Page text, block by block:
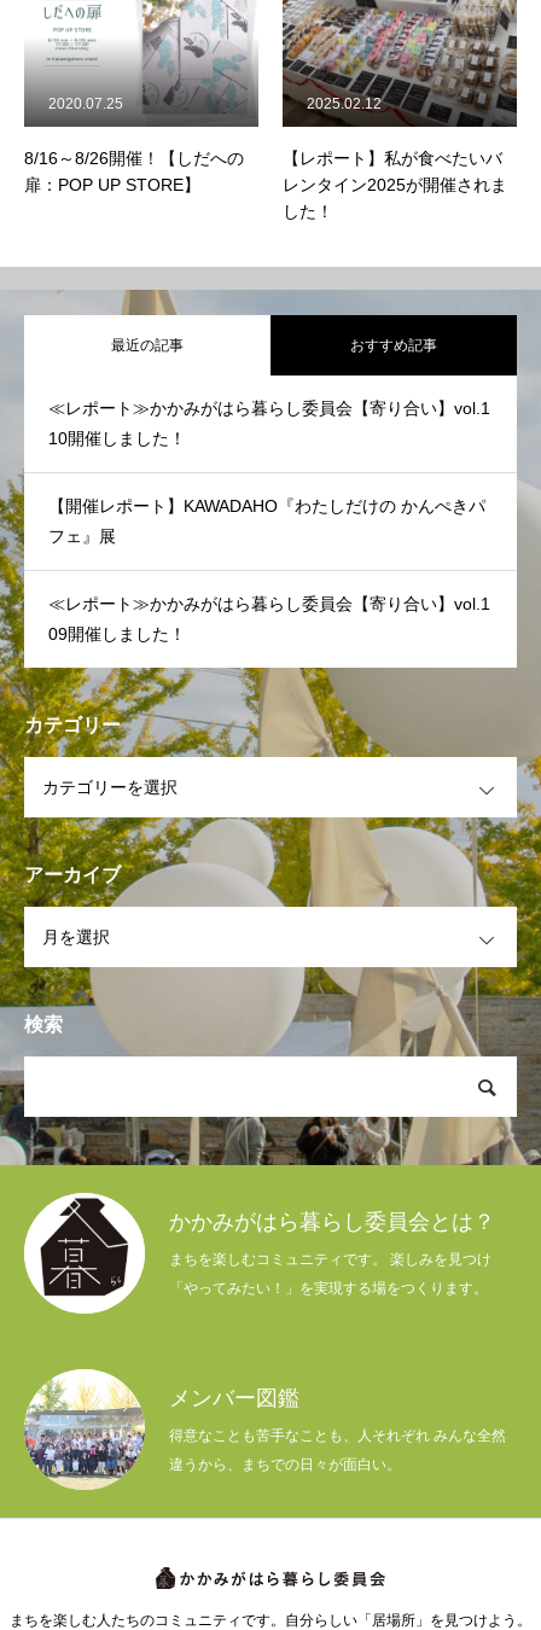
8/16～8/26開催！【しだへの
扉：POP UP STORE】
2020.07.25
【レポート】私が食べたいバ
レンタイン2025が開催されま
した！
2025.02.12
最近の記事 おすすめ記事
≪レポート≫かかみがはら暮らし委員会【寄り合い】vol.1
10開催しました！
【開催レポート】KAWADAHO『わたしだけの かんぺきパ
フェ』展
≪レポート≫かかみがはら暮らし委員会【寄り合い】vol.1
09開催しました！
カテゴリー
アーカイブ
検索
かかみがはら暮らし委員会とは？
まちを楽しむコミュニティです。 楽しみを見つけ
「やってみたい！」を実現する場をつくります。
メンバー図鑑
得意なことも苦手なことも、人それぞれ みんな全然
違うから、まちでの日々が面白い。
まちを楽しむ人たちのコミュニティです。自分らしい「居場所」を見つけよう。